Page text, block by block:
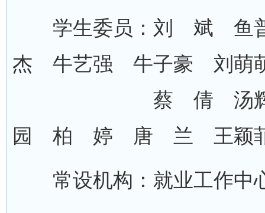
学生委员：刘 斌 鱼
杰 牛艺强 牛子豪 刘萌
蔡 倩 汤辉涛
园 柏 婷 唐 兰 王颖
常设机构：就业工作中